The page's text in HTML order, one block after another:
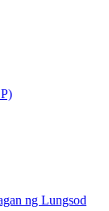
ng Lungsod